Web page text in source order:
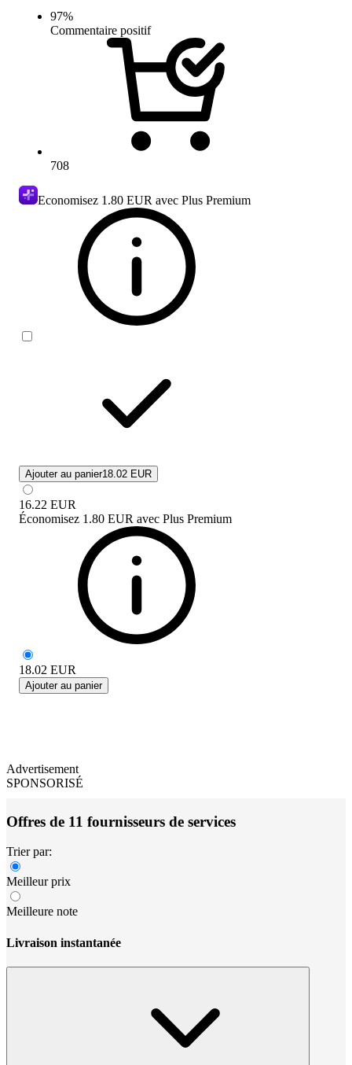
97%
Commentaire positif
708
Economisez 1.80 EUR avec Plus Premium
Ajouter au panier18.02 EUR
16.22 EUR
Économisez 1.80 EUR avec Plus Premium
18.02 EUR
Ajouter au panier
Advertisement
SPONSORISÉ
Offres de 11 fournisseurs de services
Trier par:
Meilleur prix
Meilleure note
Livraison instantanée